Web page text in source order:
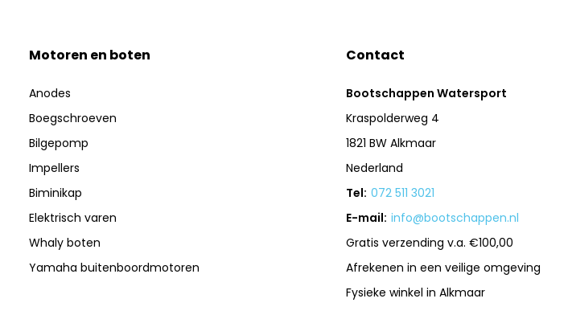
Motoren en boten
Anodes
Boegschroeven
Bilgepomp
Impellers
Biminikap
Elektrisch varen
Whaly boten
Yamaha buitenboordmotoren
Contact
Bootschappen Watersport
Kraspolderweg 4
1821 BW Alkmaar
Nederland
Tel: 072 511 3021
E-mail: info@bootschappen.nl
Gratis verzending v.a. €100,00
Afrekenen in een veilige omgeving
Fysieke winkel in Alkmaar